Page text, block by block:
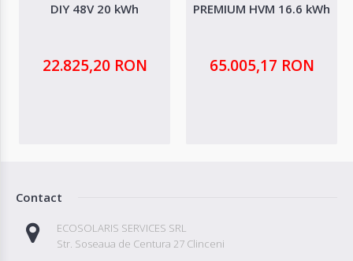
DIY 48V 20 kWh
22.825,20 RON
PREMIUM HVM 16.6 kWh
65.005,17 RON
Contact
ECOSOLARIS SERVICES SRL
Str. Soseaua de Centura 27 Clinceni